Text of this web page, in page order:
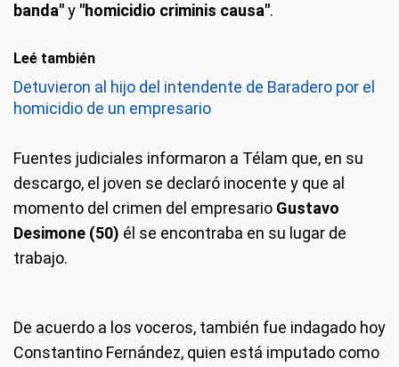
banda"y "homicidio criminis causa".
Leé también
Detuvieron al hijo del intendente de Baradero por el
homicidio de un empresario
Fuentes judiciales informaron a Télam que, en su
descargo, el joven se declaró inocente y que al
momento del crimen del empresario Gustavo
Desimone (50) él se encontraba en su lugar de
trabajo.
De acuerdo a los voceros, también fue indagado hoy
Constantino Fernández, quien está imputado como